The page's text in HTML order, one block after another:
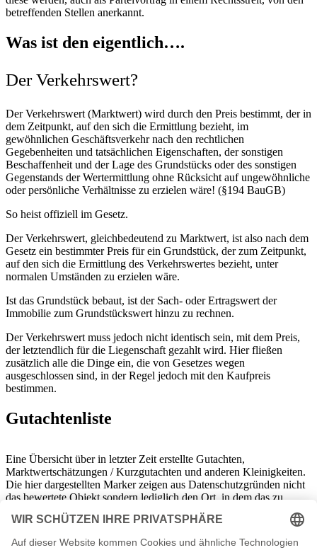
betreffenden Stellen anerkannt.
Was ist den eigentlich….
Der Verkehrswert?
Der Verkehrswert (Marktwert) wird durch den Preis bestimmt, der in
dem Zeitpunkt, auf den sich die Ermittlung bezieht, im
gewöhnlichen Geschäftsverkehr nach den rechtlichen
Gegebenheiten und tatsächlichen Eigenschaften, der sonstigen
Beschaffenheit und der Lage des Grundstücks oder des sonstigen
Gegenstands der Wertermittlung ohne Rücksicht auf ungewöhnliche
oder persönliche Verhältnisse zu erzielen wäre! (§194 BauGB)
So heist offiziell im Gesetz.
Der Verkehrswert, gleichbedeutend zu Marktwert, ist also nach dem
Gesetz ein bestimmter Preis für ein Grundstück, der zum Zeitpunkt,
auf den sich die Ermittlung des Verkehrswertes bezieht, unter
normalen Umständen zu erzielen wäre.
Ist das Grundstück bebaut, ist der Sach- oder Ertragswert der
Immobilie zum Grundstückswert hinzu zu rechnen.
Der Verkehrswert muss jedoch nicht identisch sein, mit dem Preis,
der letztendlich für die Liegenschaft gezahlt wird. Hier fließen
zusätzlich alle die Dinge ein, die von Gesetzes wegen
ausgeschlossen sind, in der Regel jedoch mit den Kaufpreis
bestimmen.
Gutachtenliste
Eine Übersicht über in letzter Zeit erstellte Gutachten,
Marktwertschätzungen / Kurzgutachten und anderen Kleinigkeiten.
Die hier dargestellten Marker zeigen aus Datenschutzgründen nicht
das bewertete Objekt sondern lediglich den Ort, in dem das zu
bewertende Grundstück liegt!
zur Verfügung, da der Dienst externe Abfragen durchführt, die vom